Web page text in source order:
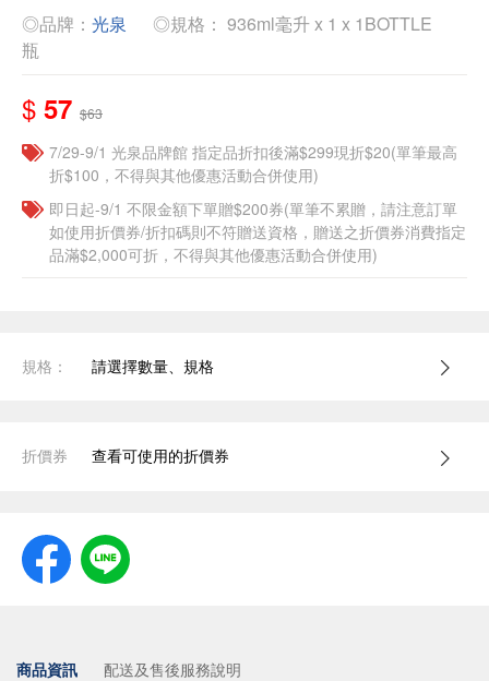
◎品牌： 光泉
◎規格： 936ml毫升 x 1 x 1BOTTLE
瓶
$ 57 $63
7/29-9/1 光泉品牌館 指定品折扣後滿$299現折$20(單筆最高
折$100，不得與其他優惠活動合併使用)
即日起-9/1 不限金額下單贈$200券(單筆不累贈，請注意訂單
如使用折價券/折扣碼則不符贈送資格，贈送之折價券消費指定
品滿$2,000可折，不得與其他優惠活動合併使用)
規格： 請選擇數量、規格
折價券 查看可使用的折價券
商品資訊 配送及售後服務說明